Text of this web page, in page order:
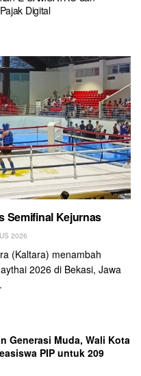
Digital
Semifinal Kejurnas
2026
(Kaltara) menambah
2026 di Bekasi, Jawa
Generasi Muda, Wali Kota
PIP untuk 209